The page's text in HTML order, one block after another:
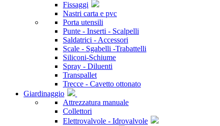
Fissaggi
Nastri carta e pvc
Porta utensili
Punte - Inserti - Scalpelli
Saldatrici - Accessori
Scale - Sgabelli -Trabattelli
Siliconi-Schiume
Spray - Diluenti
Transpallet
Trecce - Cavetto ottonato
Giardinaggio
Attrezzatura manuale
Collettori
Elettrovalvole - Idrovalvole